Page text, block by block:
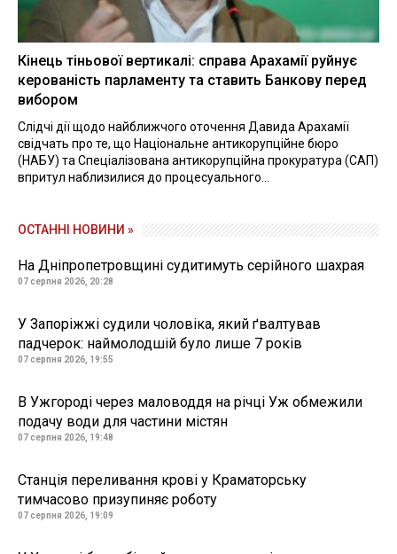
Кінець тіньової вертикалі: справа Арахамії руйнує
керованість парламенту та ставить Банкову перед
вибором
Слідчі дії щодо найближчого оточення Давида Арахамії
свідчать про те, що Національне антикорупційне бюро
(НАБУ) та Спеціалізована антикорупційна прокуратура (САП)
впритул наблизилися до процесуального...
ОСТАННІ НОВИНИ »
На Дніпропетровщині судитимуть серійного шахрая
07 серпня 2026, 20:28
У Запоріжжі судили чоловіка, який ґвалтував
падчерок: наймолодшій було лише 7 років
07 серпня 2026, 19:55
В Ужгороді через маловоддя на річці Уж обмежили
подачу води для частини містян
07 серпня 2026, 19:48
Станція переливання крові у Краматорську
тимчасово призупиняє роботу
07 серпня 2026, 19:09